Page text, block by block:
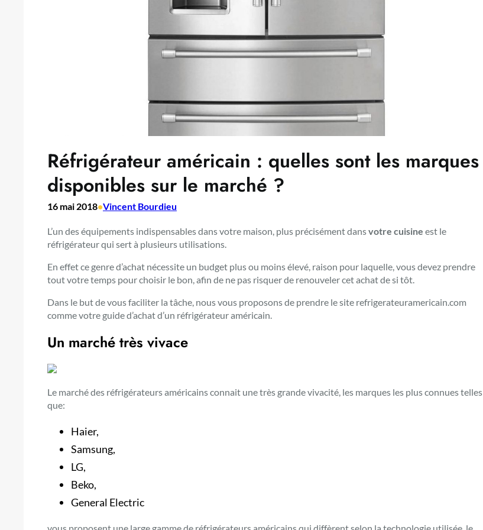
Réfrigérateur américain : quelles sont les marques
disponibles sur le marché ?
16 mai 2018•Vincent Bourdieu
L’un des équipements indispensables dans votre maison, plus précisément dansvotre cuisine est le
réfrigérateur qui sert à plusieurs utilisations.
En effet ce genre d’achat nécessite un budget plus ou moins élevé, raison pour laquelle, vous devez prendre
tout votre temps pour choisir le bon, afin de ne pas risquer de renouveler cet achat de si tôt.
Dans le but de vous faciliter la tâche, nous vous proposons de prendre le site refrigerateuramericain.com
comme votre guide d’achat d’un réfrigérateur américain.
Un marché très vivace
Le marché des réfrigérateurs américains connait une très grande vivacité, les marques les plus connues telles
que:
Haier,
Samsung,
LG,
Beko,
General Electric